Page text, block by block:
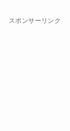
スポンサーリンク